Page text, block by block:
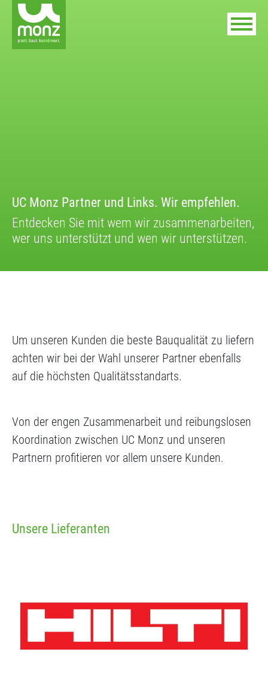
UC Monz Partner und Links. Wir empfehlen.
Entdecken Sie mit wem wir zusammenarbeiten,
wer uns unterstützt und wen wir unterstützen.
Um unseren Kunden die beste Bauqualität zu liefern
achten wir bei der Wahl unserer Partner ebenfalls
auf die höchsten Qualitätsstandarts.
Von der engen Zusammenarbeit und reibungslosen
Koordination zwischen UC Monz und unseren
Partnern profitieren vor allem unsere Kunden.
Unsere Lieferanten